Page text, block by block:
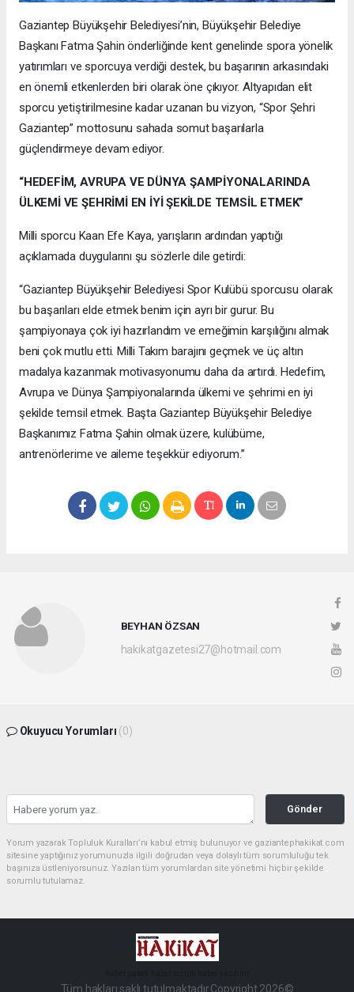
Gaziantep Büyükşehir Belediyesi’nin, Büyükşehir Belediye
Başkanı Fatma Şahin önderliğinde kent genelinde spora yönelik
yatırımları ve sporcuya verdiği destek, bu başarının arkasındaki
en önemli etkenlerden biri olarak öne çıkıyor. Altyapıdan elit
sporcu yetiştirilmesine kadar uzanan bu vizyon, “Spor Şehri
Gaziantep” mottosunu sahada somut başarılarla
güçlendirmeye devam ediyor.
“HEDEFİM, AVRUPA VE DÜNYA ŞAMPİYONALARINDA
ÜLKEMİ VE ŞEHRİMİ EN İYİ ŞEKİLDE TEMSİL ETMEK”
Milli sporcu Kaan Efe Kaya, yarışların ardından yaptığı
açıklamada duygularını şu sözlerle dile getirdi:
“Gaziantep Büyükşehir Belediyesi Spor Kulübü sporcusu olarak
bu başarıları elde etmek benim için ayrı bir gurur. Bu
şampiyonaya çok iyi hazırlandım ve emeğimin karşılığını almak
beni çok mutlu etti. Milli Takım barajını geçmek ve üç altın
madalya kazanmak motivasyonumu daha da artırdı. Hedefim,
Avrupa ve Dünya Şampiyonalarında ülkemi ve şehrimi en iyi
şekilde temsil etmek. Başta Gaziantep Büyükşehir Belediye
Başkanımız Fatma Şahin olmak üzere, kulübüme,
antrenörlerime ve aileme teşekkür ediyorum.”
BEYHAN ÖZSAN
hakikatgazetesi27@hotmail.com
Okuyucu Yorumları (0)
Gönder
Yorum yazarak Topluluk Kuralları’nı kabul etmiş bulunuyor ve gaziantephakikat.com
sitesine yaptığınız yorumunuzla ilgili doğrudan veya dolaylı tüm sorumluluğu tek
başınıza üstleniyorsunuz. Yazılan tüm yorumlardan site yönetimi hiçbir şekilde
sorumlu tutulamaz.
Tüm hakları saklı tutulmaktadır.Copyright 2026©